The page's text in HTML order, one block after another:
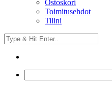
Ostoskori
Toimitusehdot
Tilini